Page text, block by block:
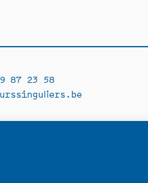
87 23 58